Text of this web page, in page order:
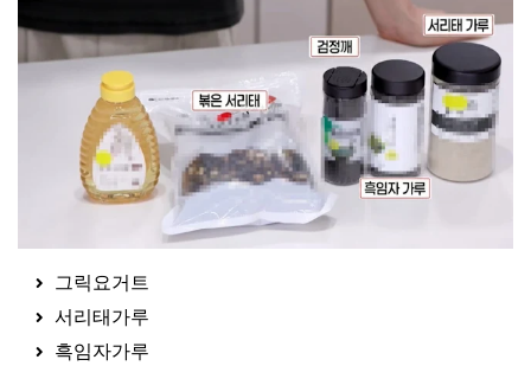
그릭요거트
서리태가루
흑임자가루